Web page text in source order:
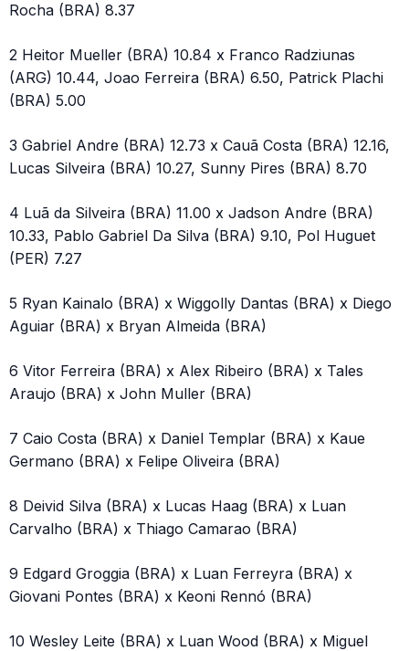
Rocha (BRA) 8.37
2 Heitor Mueller (BRA) 10.84 x Franco Radziunas
(ARG) 10.44, Joao Ferreira (BRA) 6.50, Patrick Plachi
(BRA) 5.00
3 Gabriel Andre (BRA) 12.73 x Cauã Costa (BRA) 12.16,
Lucas Silveira (BRA) 10.27, Sunny Pires (BRA) 8.70
4 Luã da Silveira (BRA) 11.00 x Jadson Andre (BRA)
10.33, Pablo Gabriel Da Silva (BRA) 9.10, Pol Huguet
(PER) 7.27
5 Ryan Kainalo (BRA) x Wiggolly Dantas (BRA) x Diego
Aguiar (BRA) x Bryan Almeida (BRA)
6 Vitor Ferreira (BRA) x Alex Ribeiro (BRA) x Tales
Araujo (BRA) x John Muller (BRA)
7 Caio Costa (BRA) x Daniel Templar (BRA) x Kaue
Germano (BRA) x Felipe Oliveira (BRA)
8 Deivid Silva (BRA) x Lucas Haag (BRA) x Luan
Carvalho (BRA) x Thiago Camarao (BRA)
9 Edgard Groggia (BRA) x Luan Ferreyra (BRA) x
Giovani Pontes (BRA) x Keoni Rennó (BRA)
10 Wesley Leite (BRA) x Luan Wood (BRA) x Miguel